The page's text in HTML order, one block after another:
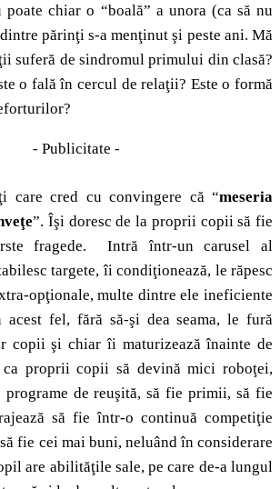
poate chiar o “boală” a unora (ca să nu
părinţi s-a menţinut şi peste ani. Mă
suferă de sindromul primului din clasă?
o fală în cercul de relaţii? Este o formă
- Publicitate -
care cred cu convingere că “meseria
”. Îşi doresc de la proprii copii să fie
fragede. Intră într-un carusel al
targete, îi condiţionează, le răpesc
opţionale, multe dintre ele ineficiente
fel, fără să-şi dea seama, le fură
copii şi chiar îi maturizează înainte de
ca proprii copii să devină mici roboţei,
de reuşită, să fie primii, să fie
să fie într-o continuă competiţie
fie cei mai buni, neluând în considerare
are abilităţile sale, pe care de-a lungul